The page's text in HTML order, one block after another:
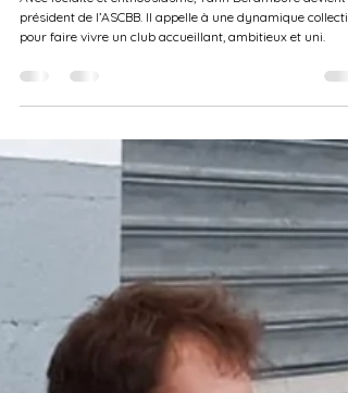
Yann Derambure, nouveau président de l’ASCBB :
saison placée sous le signe du collectif
Avec lucidité et enthousiasme, Yann Derambure devient